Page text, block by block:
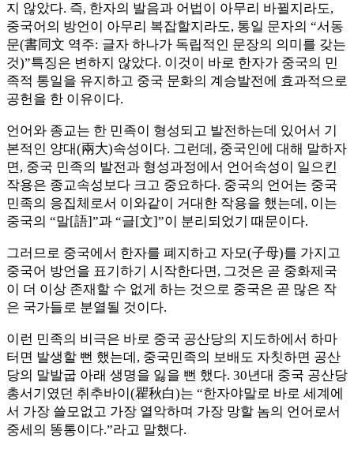
지 않았다. 즉, 한자의 발음과 어법이 아무리 바뀔지라도,
중국어의 방언이 아무리 복잡할지라도, 통일 문자의 “서동
문(書同文 역주: 글자 하나가 독립적인 문장의 의미를 갖는
것)”특징은 변하지 않았다. 이것이 바로 한자가 중국의 민
족적 통일을 유지하고 중국 문화의 계승발전에 효과적으로
공헌을 한 이유이다.
언어와 종교는 한 민족이 형성되고 발전하는데 있어서 기
본적인 양대(兩大)속성이다. 그런데, 중국인에 대해 말하자
면, 중국 민족의 발전과 형성과정에서 언어속성이 일으킨
작용은 종교속성보다 크고 중요하다. 중국의 언어는 중국
민족의 응집체로서 이와같이 거대한 작용을 했는데, 이는
중국의 “말[語]”과 “글[文]”이 분리되었기 때문이다.
그러므로 중국에서 한자를 폐지하고 자모(子母)를 가지고
중국어 방언을 표기하기 시작한다면, 그것은 곧 중화제국
이 더 이상 존재할 수 없게 하는 것으로 중국은 곧 많은 작
은 국가들로 분열될 것이다.
이런 민족의 비극은 바로 중국 공산당의 지도하에서 하마
터면 발생할 뻔 했는데, 중국민족의 보배도 자칫하면 공산
당의 말발굽 아래 생명을 잃을 뻔 했다. 30년대 중국 공산당
총서기였던 취추바이(瞿秋白)는 “한자야말로 바로 세계에
서 가장 쓸모없고 가장 열악하며 가장 망할 놈의 언어로서
중세의 똥통이다.”라고 말했다.